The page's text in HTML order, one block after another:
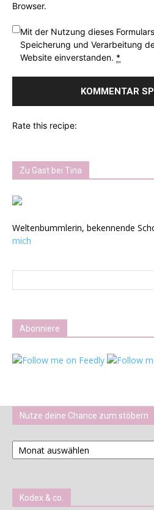
Browser.
Mit der Nutzung dieses
Speicherung und Verarbeitung
Website einverstanden. *
Rate this recipe:
Zu Gast bei Tina
Weltenbummlerin, bekennende
mich
Abonniere
Nutze deine Chance zum stöbern
Nutze
deine
stöbern
Kodex & co.